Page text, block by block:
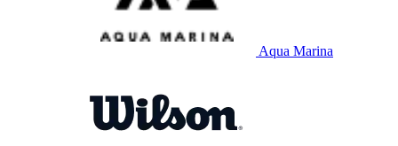
Aqua Marina